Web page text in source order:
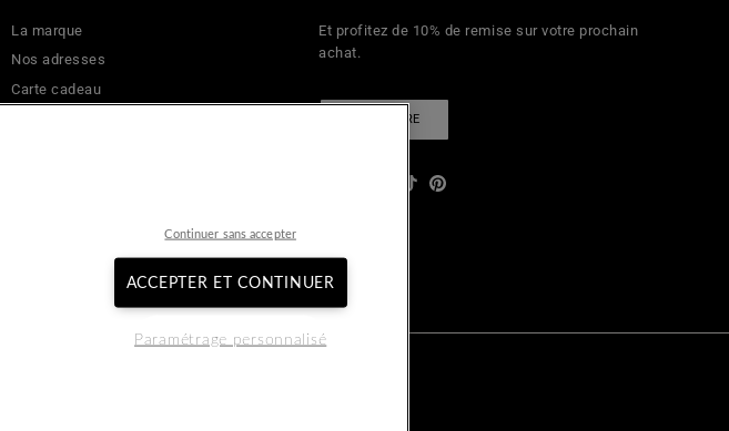
La marque
Nos adresses
Carte cadeau
Politique de confidentialité
Et profitez de 10% de remise sur votre prochain
achat.
S'INSCRIRE
YouTubeInstagram
TikTokPinterest
Continuer sans accepter
ACCEPTER ET CONTINUER
Paramétrage personnalisé